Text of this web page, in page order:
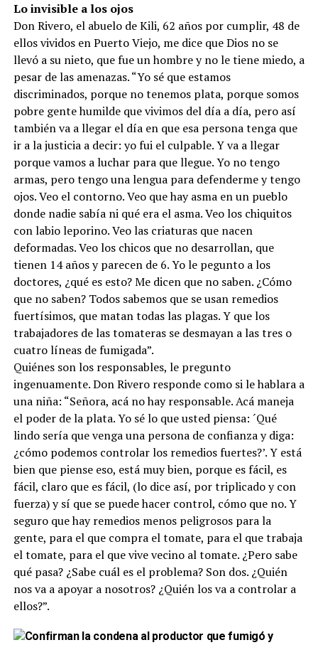
Lo invisible a los ojos
Don Rivero, el abuelo de Kili, 62 años por cumplir, 48 de
ellos vividos en Puerto Viejo, me dice que Dios no se
llevó a su nieto, que fue un hombre y no le tiene miedo, a
pesar de las amenazas. “Yo sé que estamos
discriminados, porque no tenemos plata, porque somos
pobre gente humilde que vivimos del día a día, pero así
también va a llegar el día en que esa persona tenga que
ir a la justicia a decir: yo fui el culpable. Y va a llegar
porque vamos a luchar para que llegue. Yo no tengo
armas, pero tengo una lengua para defenderme y tengo
ojos. Veo el contorno. Veo que hay asma en un pueblo
donde nadie sabía ni qué era el asma. Veo los chiquitos
con labio leporino. Veo las criaturas que nacen
deformadas. Veo los chicos que no desarrollan, que
tienen 14 años y parecen de 6. Yo le pegunto a los
doctores, ¿qué es esto? Me dicen que no saben. ¿Cómo
que no saben? Todos sabemos que se usan remedios
fuertísimos, que matan todas las plagas. Y que los
trabajadores de las tomateras se desmayan a las tres o
cuatro líneas de fumigada”.
Quiénes son los responsables, le pregunto
ingenuamente. Don Rivero responde como si le hablara a
una niña: “Señora, acá no hay responsable. Acá maneja
el poder de la plata. Yo sé lo que usted piensa: ´Qué
lindo sería que venga una persona de confianza y diga:
¿cómo podemos controlar los remedios fuertes?’. Y está
bien que piense eso, está muy bien, porque es fácil, es
fácil, claro que es fácil, (lo dice así, por triplicado y con
fuerza) y sí que se puede hacer control, cómo que no. Y
seguro que hay remedios menos peligrosos para la
gente, para el que compra el tomate, para el que trabaja
el tomate, para el que vive vecino al tomate. ¿Pero sabe
qué pasa? ¿Sabe cuál es el problema? Son dos. ¿Quién
nos va a apoyar a nosotros? ¿Quién los va a controlar a
ellos?”.